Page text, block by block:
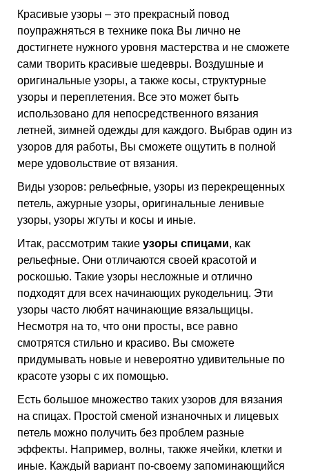
Красивые узоры – это прекрасный повод
поупражняться в технике пока Вы лично не
достигнете нужного уровня мастерства и не сможете
сами творить красивые шедевры. Воздушные и
оригинальные узоры, а также косы, структурные
узоры и переплетения. Все это может быть
использовано для непосредственного вязания
летней, зимней одежды для каждого. Выбрав один из
узоров для работы, Вы сможете ощутить в полной
мере удовольствие от вязания.
Виды узоров: рельефные, узоры из перекрещенных
петель, ажурные узоры, оригинальные ленивые
узоры, узоры жгуты и косы и иные.
Итак, рассмотрим такие узоры спицами, как
рельефные. Они отличаются своей красотой и
роскошью. Такие узоры несложные и отлично
подходят для всех начинающих рукодельниц. Эти
узоры часто любят начинающие вязальщицы.
Несмотря на то, что они просты, все равно
смотрятся стильно и красиво. Вы сможете
придумывать новые и невероятно удивительные по
красоте узоры с их помощью.
Есть большое множество таких узоров для вязания
на спицах. Простой сменой изнаночных и лицевых
петель можно получить без проблем разные
эффекты. Например, волны, также ячейки, клетки и
иные. Каждый вариант по-своему запоминающийся